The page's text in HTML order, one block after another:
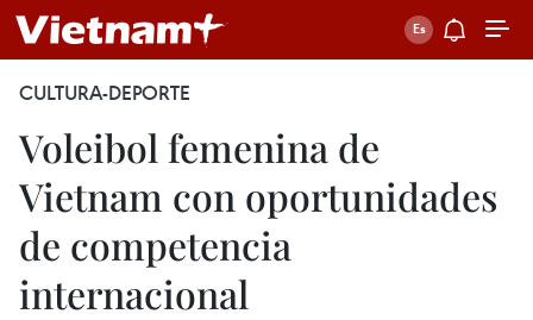
CULTURA-DEPORTE
Voleibol femenina de
Vietnam con oportunidades
de competencia
internacional